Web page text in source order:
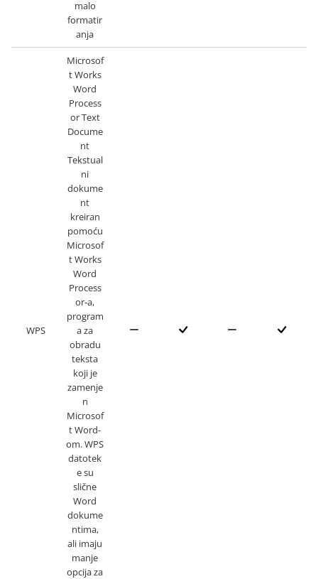
malo
formatir
anja
WPS
Microsof
t Works
Word
Process
or Text
Docume
nt
Tekstual
ni
dokume
nt
kreiran
pomoću
Microsof
t Works
Word
Process
or-a,
program
a za
obradu
teksta
koji je
zamenje
n
Microsof
t Word-
om. WPS
datotek
e su
slične
Word
dokume
ntima,
ali imaju
manje
opcija za